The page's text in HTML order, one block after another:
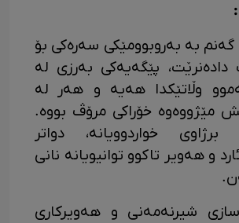
بە بەروبوومێکی سەرەکی بۆ
دادەنرێت، پێگەیەکی بەرزی لە
وڵاتێکدا ھەیە و ھەر لە
مێژووەوە خۆراکی مرۆڤ بووە.
خواردوویانە، دواتر
و ھەویر تاکوو توانیویانە نانی
شیرنەمەنی و ھەویرکاری